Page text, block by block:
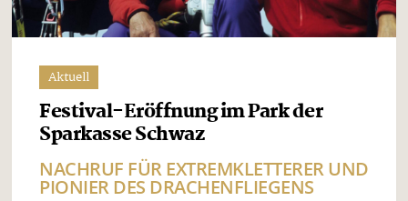
Aktuell
Festival-Eröffnung im Park der
Sparkasse Schwaz
NACHRUF FÜR EXTREMKLETTERER UND
PIONIER DES DRACHENFLIEGENS